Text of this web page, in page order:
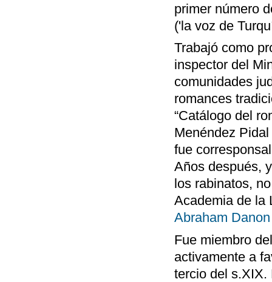
primer número
('la voz de
Trabajó como
inspector del
comunidades
romances
“Catálogo del
Menéndez
fue
Años después,
los rabinatos,
Academia de la
Abraham Danon
Fue miembro
activamente a
tercio del s.XIX.